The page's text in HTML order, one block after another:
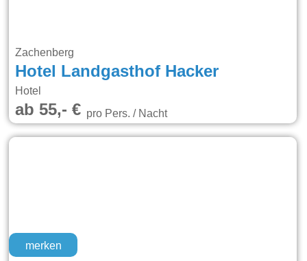
Zachenberg
Hotel Landgasthof Hacker
Hotel
ab 55,- €pro Pers. / Nacht
merken